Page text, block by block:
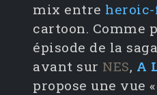
mix entre
cartoon. Comme
épisode de la
avant sur NES, A
propose une vue